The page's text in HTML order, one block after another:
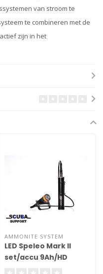
van stroom te
te combineren met de
zijn in het
AMMONITE SYSTEM
LED Speleo Mark II
set/accu 9Ah/HD